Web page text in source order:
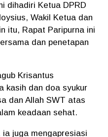
dihadiri Ketua DPRD
Wakil Ketua dan
itu, Rapat Paripurna ini
dan penetapan
Krisantus
kasih dan doa syukur
dan Allah SWT atas
keadaan sehat.
juga mengapresiasi